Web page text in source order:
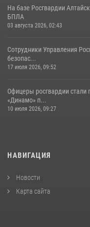
На базе Росгвардии
БПЛА
03 августа 2026, 02:43
Сотрудники Управления
безопас...
17 июля 2026, 09:52
Офицеры росгвардии стали
«Динамо» п...
10 июля 2026, 09:27
НАВИГАЦИЯ
Новости
Карта сайта